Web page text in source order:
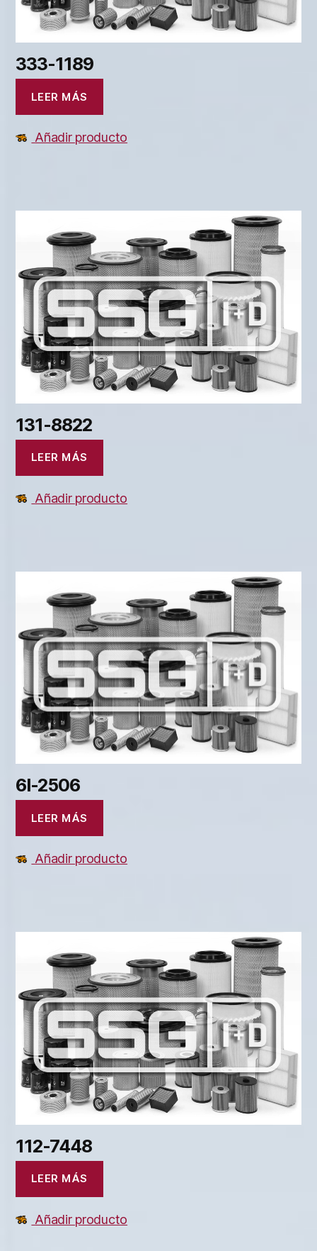
333-1189
LEER MÁS
Añadir producto
131-8822
LEER MÁS
Añadir producto
6I-2506
LEER MÁS
Añadir producto
112-7448
LEER MÁS
Añadir producto